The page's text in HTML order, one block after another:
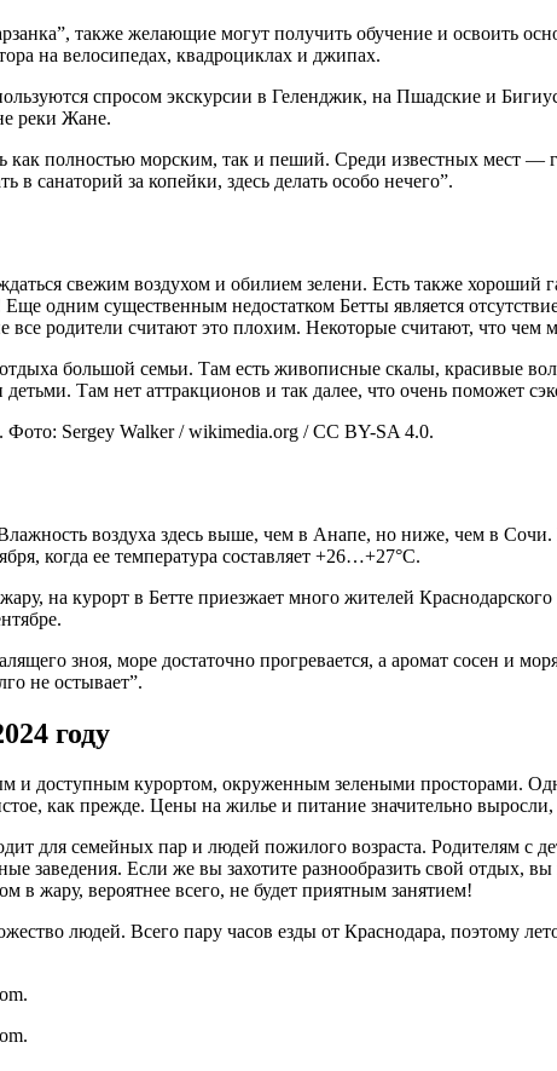
также желающие могут получить обучение и освоить
на велосипедах, квадроциклах и джипах.
спросом экскурсии в Геленджик, на Пшадские и
реки Жане.
полностью морским, так и пеший. Среди известных мест —
в санаторий за копейки, здесь делать особо нечего”.
свежим воздухом и обилием зелени. Есть также
одним существенным недостатком Бетты является
все родители считают это плохим. Некоторые считают, что чем
большой семьи. Там есть живописные скалы, красивые
детьми. Там нет аттракционов и так далее, что очень поможет
Sergey Walker / wikimedia.org / CC BY-SA 4.0.
воздуха здесь выше, чем в Анапе, но ниже, чем в
когда ее температура составляет +26…+27°C.
на курорт в Бетте приезжает много жителей
зноя, море достаточно прогревается, а аромат сосен и
не остывает”.
году
и доступным курортом, окруженным зелеными просторами.
как прежде. Цены на жилье и питание значительно
для семейных пар и людей пожилого возраста. Родителям с
заведения. Если же вы захотите разнообразить свой отдых,
в жару, вероятнее всего, не будет приятным занятием!
людей. Всего пару часов езды от Краснодара, поэтому